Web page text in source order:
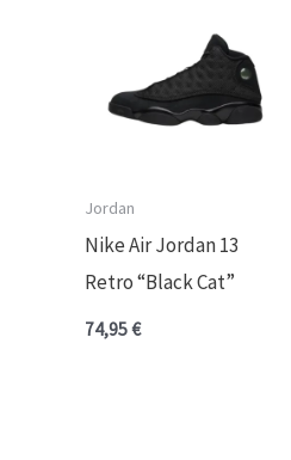
Jordan
Nike Air Jordan 13
Retro “Black Cat”
74,95€